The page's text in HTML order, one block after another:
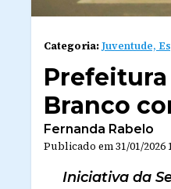
Categoria:Juventude,
Branco
Fernanda Rabelo
Publicado em31/01/2026
Iniciativa da